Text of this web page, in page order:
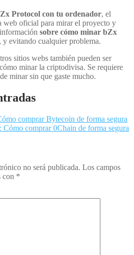
Protocol con tu ordenador, el
web oficial para mirar el proyecto y
sobre cómo minar bZx
, y evitando cualquier problema.
sitios webs también pueden ser
minar la criptodivisa. Se requiere
de minar sin que gaste mucho.
comprar Bytecoin de forma segura
Cómo comprar 0Chain de forma segura
no será publicada. Los campos
con *